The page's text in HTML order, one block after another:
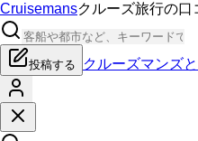
Cruisemansクルーズ旅行の口
投稿する クルーズマンズ